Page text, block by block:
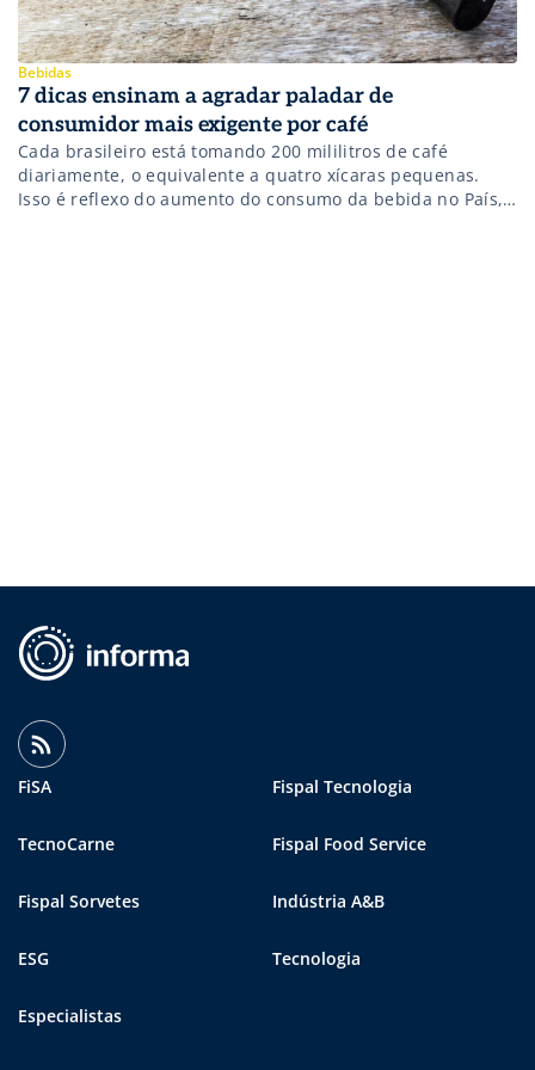
Bebidas
7 dicas ensinam a agradar paladar de
consumidor mais exigente por café
Cada brasileiro está tomando 200 mililitros de café
diariamente, o equivalente a quatro xícaras pequenas.
Isso é reflexo do aumento do consumo da bebida no País,
FiSA Fispal Tecnologia
TecnoCarne Fispal Food Service
Fispal Sorvetes Indústria A&B
ESG Tecnologia
Especialistas